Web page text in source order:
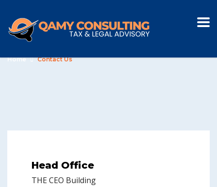
Contact Us
Home Contact Us
Head Office
THE CEO Building